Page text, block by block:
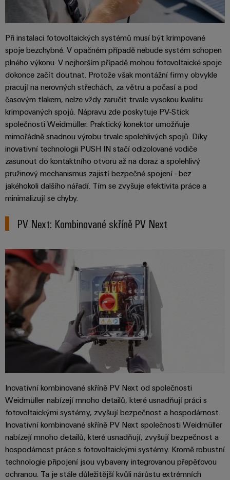
Strojní
zařízení
pro
různá
odvětví
strojové
a
tovární
automatizace
Tradiční
energetika
Budoucnost
osvědčené
výroby
energie
Ukládání
energie
Řešení
a
pro
systémy
skladování
energie
(ESS)
Větrná
energie
Provozní
dokonalost
Vodík
Vodík
jako
klíčová
technologie
pro
energetickou
transformaci
Platforma
průmyslových
easyConnect
Řídicí
systém
elektrárny
Výrobce
zařízení
Konektory
PCB
a
svorkovnice
PCB
v
oblasti
konektorů
PCB
originálního
vybavení
(OEM)
jednotky
I/O
Systémy
Průmyslový
Ethernet
Dotykové
panely
Technické
a vizualizační
nástroje
Měření
energie
Weidmüller
použití
AI
Vzdálený
přístup
Platforma
průmyslových
služeb
easyConnect
Pracoviště
a příslušenství
Nářadí
Automatické
stroje
NAVŠTIVTE
PŘEHLED
a
akce
Digital
Experience
Český
virtuální
stánek
IoT
Při instalaci fotovoltaických systémů musí být krimpované
spoje bezchybné. V opačném případě nebude systém schopen
plného výkonu. V nejhorším případě mohou fotovoltaické spoje
dokonce začít doutnat. Protože však montážní firmy obvykle
pracují na nerovných střechách, za větru a počasí a pod
časovým tlakem, nelze vždy zaručit trvale vysokou kvalitu
krimpovaných spojů. Nápravu zde poskytuje PV-Stick
společnosti Weidmüller. Praktický konektor umožňuje
mimořádně snadnou výrobu trvale spolehlivých spojů. Díky
inovativní technologii PUSH IN stačí odizolované vodiče
zasunout do kontaktního otvoru až na doraz a spolehlivý
pružinový mechanismus zajistí bezpečné spojení - bez
jakéhokoli dalšího nářadí. Tím se zvyšuje efektivita práce a
minimalizují se chyby.
PV Next: Kombinované skříně PV Next
Inovativní kombinované skříně PV Next od společnosti
Weidmüller nabízejí mnoho detailů, které usnadňují práci s
fotovoltaickými systémy, zvyšují bezpečnost a hospodárnost.
Inovativní kombinované skříně PV Next společnosti Weidmüller
nabízejí mnoho detailů, které usnadňují, zvyšují bezpečnost a
hospodárnost práce s fotovoltaickými systémy. Kromě robustní
technologie připojení jsou vybaveny integrovanou přepěťovou
ochranou. Ta je stále důležitější kvůli nárůstu extrémních